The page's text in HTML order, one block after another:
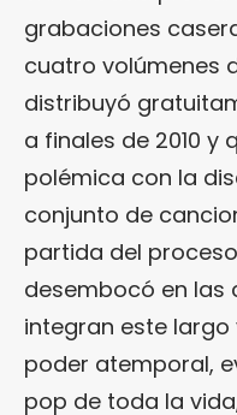
grabaciones
cuatro volúmenes
distribuyó
a finales de 2010 y
polémica con la
conjunto de
partida del
desembocó en las
integran este
poder atemporal,
pop de toda la